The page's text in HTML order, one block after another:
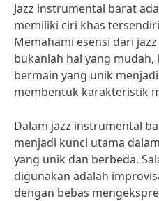
Jazz instrumental barat
memiliki ciri khas
Memahami esensi dari
bukanlah hal yang
bermain yang unik
membentuk karakteristik
Dalam jazz instrumental
menjadi kunci utama
yang unik dan berbeda.
digunakan adalah
dengan bebas